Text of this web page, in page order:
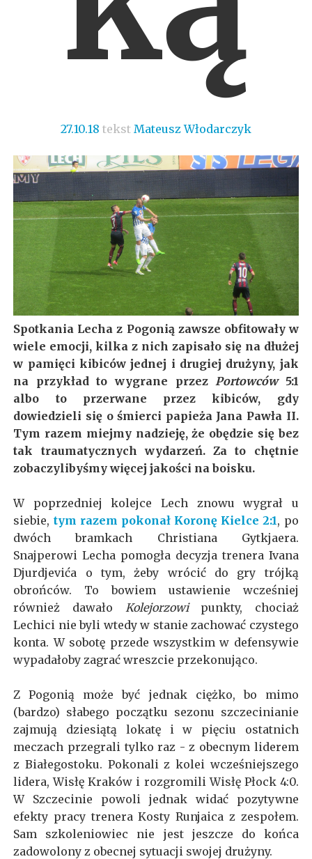
27.10.18 tekst Mateusz Włodarczyk
Spotkania Lecha z Pogonią zawsze obfitowały w
wiele emocji, kilka z nich zapisało się na dłużej
w pamięci kibiców jednej i drugiej drużyny, jak
na przykład to wygrane przez Portowców 5:1
albo to przerwane przez kibiców, gdy
dowiedzieli się o śmierci papieża Jana Pawła II.
Tym razem miejmy nadzieję, że obędzie się bez
tak traumatycznych wydarzeń. Za to chętnie
zobaczylibyśmy więcej jakości na boisku.
W poprzedniej kolejce Lech znowu wygrał u
siebie, tym razem pokonał Koronę Kielce 2:1, po
dwóch bramkach Christiana Gytkjaera.
Snajperowi Lecha pomogła decyzja trenera Ivana
Djurdjevića o tym, żeby wrócić do gry trójką
obrońców. To bowiem ustawienie wcześniej
również dawało
Kolejorzowipunkty, chociaż
Lechici nie byli wtedy w stanie zachować czystego
konta. W sobotę przede wszystkim w defensywie
wypadałoby zagrać wreszcie przekonująco.
Z Pogonią może być jednak ciężko, bo mimo
(bardzo) słabego początku sezonu szczecinianie
zajmują dziesiątą lokatę i w pięciu ostatnich
meczach przegrali tylko raz - z obecnym liderem
z Białegostoku. Pokonali z kolei wcześniejszego
lidera, Wisłę Kraków i rozgromili Wisłę Płock 4:0.
W Szczecinie powoli jednak widać pozytywne
efekty pracy trenera Kosty Runjaica z zespołem.
Sam szkoleniowiec nie jest jeszcze do końca
zadowolony z obecnej sytuacji swojej drużyny.